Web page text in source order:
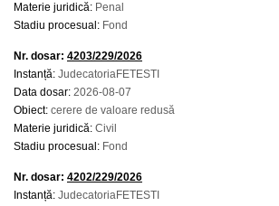
Materie juridică: Penal
Stadiu procesual: Fond
Nr. dosar: 4203/229/2026
Instanță: JudecatoriaFETESTI
Data dosar: 2026-08-07
Obiect: cerere de valoare redusă
Materie juridică: Civil
Stadiu procesual: Fond
Nr. dosar: 4202/229/2026
Instanță: JudecatoriaFETESTI